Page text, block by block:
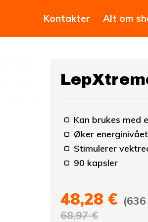
Kontakter Alt om
Kan brukes med
Øker energinivået
Stimulerer
90 kapsler
48,28 €
68,97 €